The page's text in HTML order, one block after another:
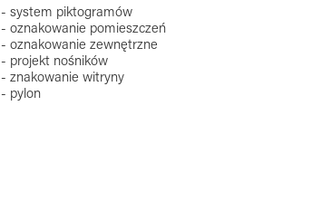
- system piktogramów
- oznakowanie pomieszczeń
- oznakowanie zewnętrzne
- projekt nośników
- znakowanie witryny
- pylon